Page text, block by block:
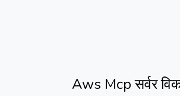
Aws Mcp सर्वर